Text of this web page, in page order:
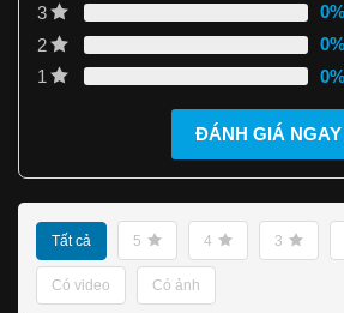
3
0%
2
0%
1
0%
ĐÁNH GIÁ NGAY
Tất cả 5 4 3
Có video Có ảnh